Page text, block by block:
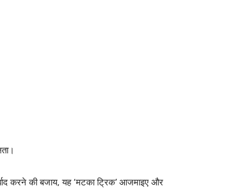
करने की बजाय, यह ‘मटका ट्रिक’ आजमाइए और